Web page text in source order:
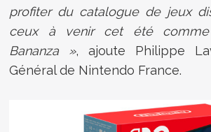
profiter du catalogue de jeux
ceux à venir cet été comme
Bananza », ajoute Philippe
Général de Nintendo France.